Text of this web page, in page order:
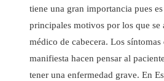
tiene una gran importancia pues
principales motivos por los que se
médico de cabecera. Los síntomas
manifiesta hacen pensar al
tener una enfermedad grave. En